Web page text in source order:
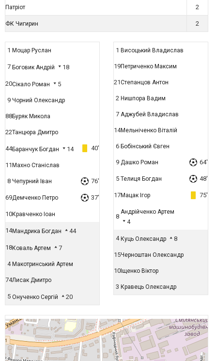
Патріот 2
ФК Чигирин 2
1 Моцар Руслан
7 Боговик Андрій 18
20Сікало Роман 5
9 Чорний Олександр
88Буряк Микола
22Танцюра Дмитро
44Баранчук Богдан 14 40'
11 Махно Станіслав
8 Чепурний Іван 76'
69Демченко Петро 37'
10Кравченко Іоан
14Мандрика Богдан 44
18Коваль Артем 7
4 Макотринський Артем
74Лисак Дмитро
5 Онученко Сергій 20
1 Висоцький Владислав
19Петриченко Максим
21Степанцов Антон
2 Нишпора Вадим
7 Аджубей Владислав
14Мельніченко Віталій
6 Бобінський Євген
9 Дашко Роман 64'
5 Телиця Богдан 48'
17Мацак Ігор 75'
8
Андрійченко Артем
4
4 Куць Олександр 8
15Черноштан Олександр
10 Іщенко Віктор
3 Кравець Олександр